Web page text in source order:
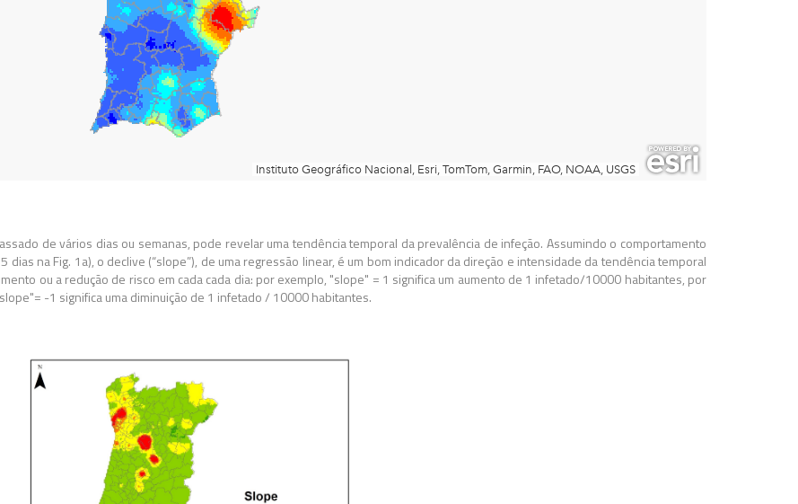
de vários dias ou semanas, pode revelar uma tendência temporal da prevalência de infeção. Assumindo o comportamento
na Fig. 1a), o declive (“slope”), de uma regressão linear, é um bom indicador da direção e intensidade da tendência temporal
ou a redução de risco em cada cada dia: por exemplo, "slope" = 1 significa um aumento de 1 infetado/10000 habitantes, por
-1 significa uma diminuição de 1 infetado / 10000 habitantes.